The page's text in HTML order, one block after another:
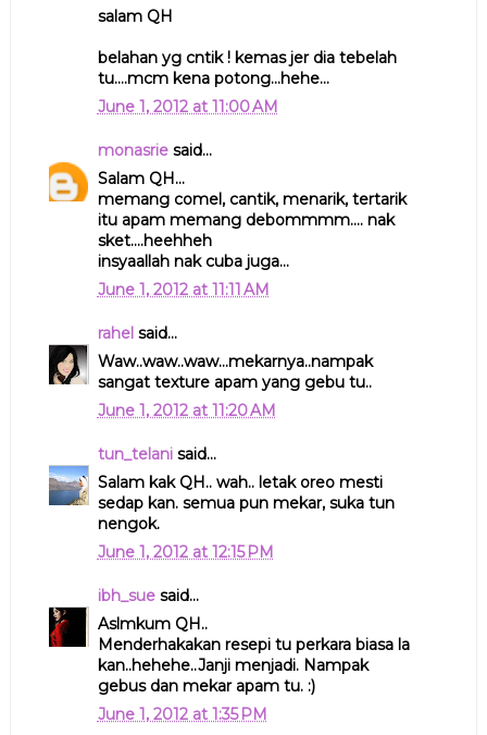
salam QH
belahan yg cntik ! kemas jer dia tebelah
tu....mcm kena potong...hehe...
June 1, 2012 at 11:00 AM
monasriesaid...
Salam QH...
memang comel, cantik, menarik, tertarik
itu apam memang debommmm.... nak
sket....heehheh
insyaallah nak cuba juga...
June 1, 2012 at 11:11 AM
rahel said...
Waw..waw..waw...mekarnya..nampak
sangat texture apam yang gebu tu..
June 1, 2012 at 11:20 AM
tun_telanisaid...
Salam kak QH.. wah.. letak oreo mesti
sedap kan. semua pun mekar, suka tun
nengok.
June 1, 2012 at 12:15 PM
ibh_suesaid...
Aslmkum QH..
Menderhakakan resepi tu perkara biasa la
kan..hehehe..Janji menjadi. Nampak
gebus dan mekar apam tu. :)
June 1, 2012 at 1:35 PM